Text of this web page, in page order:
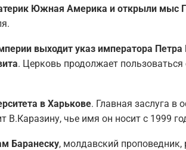
Южная Америка и открыли мыс
выходит указ императора
. Церковь продолжает
в Харькове. Главная заслуга в
В.Каразину, чье имя он носит с 1999
Баранеску, молдавский проповедник,